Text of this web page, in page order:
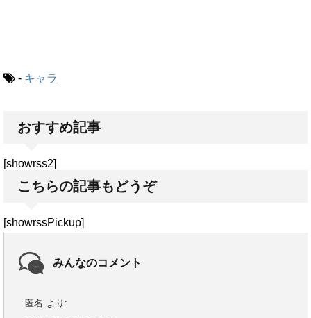
- キャラ
おすすめ記事
[showrss2]
こちらの記事もどうぞ
[showrssPickup]
みんなのコメント
匿名 より: